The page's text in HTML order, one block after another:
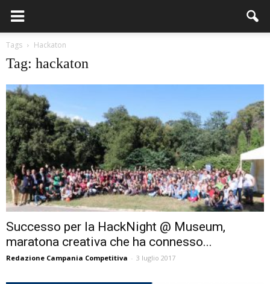
Tags Hackaton
Tag: hackaton
Successo per la HackNight @ Museum,
maratona creativa che ha connesso...
Redazione Campania Competitiva - 3 luglio 2017